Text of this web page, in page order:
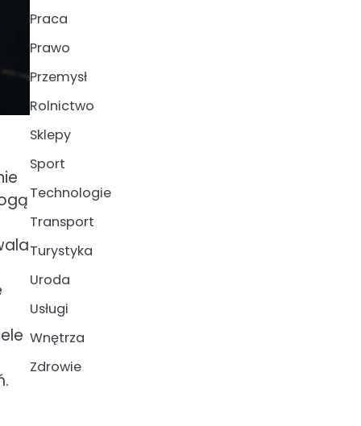
Praca
Prawo
Przemysł
Rolnictwo
Sklepy
Sport
Technologie
Transport
Turystyka
Uroda
Usługi
Wnętrza
Zdrowie